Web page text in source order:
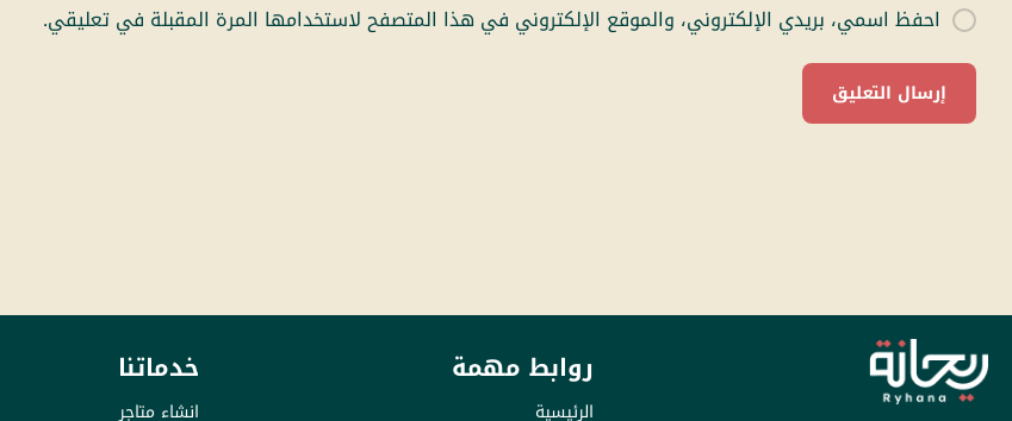
احفظ اسمي، بريدي الإلكتروني، والموقع الإلكتروني في هذا المتصفح لاستخدامها المرة المقبلة في تعليقي.
روابط مهمة
الرئيسية
خدماتنا
انشاء متاجر